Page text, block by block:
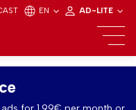
EN AD-LITE